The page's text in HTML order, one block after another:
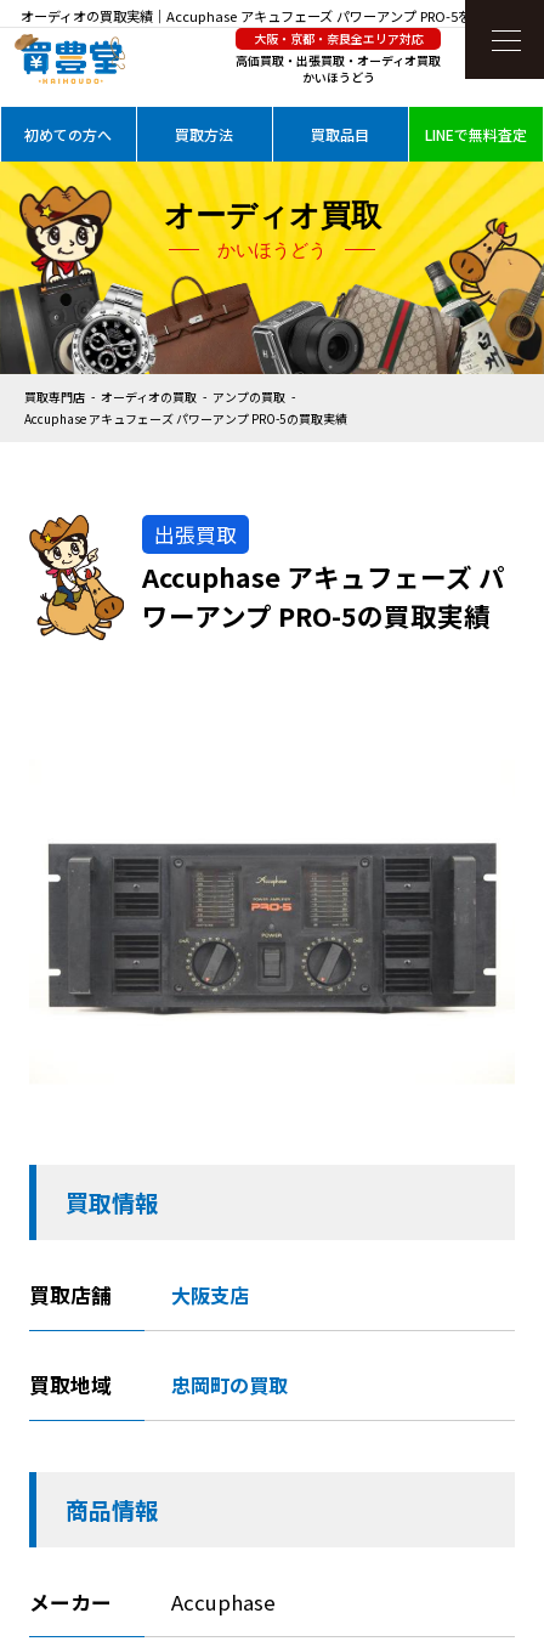
オーディオの買取実績｜Accuphase アキュフェーズ パワーアンプ PRO-5を高価買取
大阪・京都・奈良全エリア対応
高価買取・出張買取・オーディオ買取
かいほうどう
初めての方へ 買取方法 買取品目 LINEで無料査定
オーディオ買取
かいほうどう
買取専門店 オーディオの買取
アンプの買取
Accuphase アキュフェーズ パワーアンプ PRO-5の買取実績
出張買取
Accuphase アキュフェーズ パ
ワーアンプ PRO-5の買取実績
買取情報
買取店舗 大阪支店
買取地域 忠岡町の買取
商品情報
メーカー Accuphase